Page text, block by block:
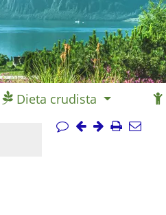
Dieta crudista